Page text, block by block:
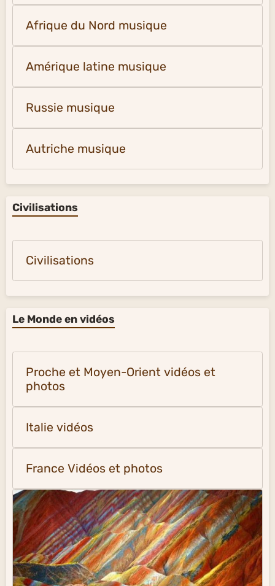
Afrique du Nord musique
Amérique latine musique
Russie musique
Autriche musique
Civilisations
Civilisations
Le Monde en vidéos
Proche et Moyen-Orient vidéos et
photos
Italie vidéos
France Vidéos et photos